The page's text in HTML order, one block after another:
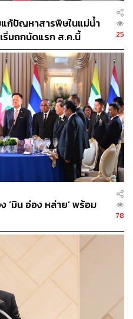
ตาก
Myanmar
India
ชาวต่างชาติ
มา
Indonesia
แรงงานต่างชาติ
ว ตำรวจ Ukraine
116
AUTHOR
TEAM
การ THE STANDARD
ก้ปัญหาสารพิษในแม่น้ำ
ริ่มถกนัดแรก ส.ค.นี้
25
‘มิน อ่อง หล่าย’ พร้อม
78